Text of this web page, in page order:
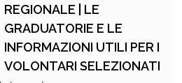
REGIONALE | LE
GRADUATORIE E LE
INFORMAZIONI UTILI PER I
VOLONTARI SELEZIONATI